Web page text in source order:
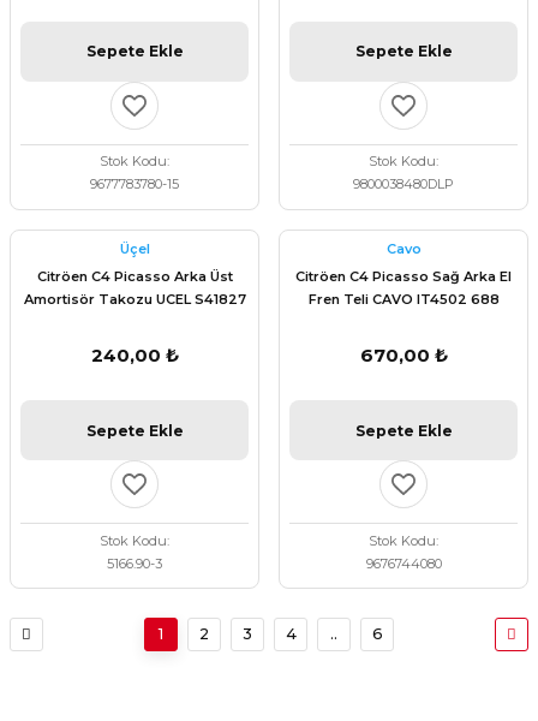
Sepete Ekle
Stok Kodu
9677783780-15
Sepete Ekle
Stok Kodu
9800038480DLP
Üçel
Citröen C4 Picasso Arka Üst
Amortisör Takozu UCEL S41827
240,00 ₺
Sepete Ekle
Stok Kodu
5166.90-3
Cavo
Citröen C4 Picasso Sağ Arka El
Fren Teli CAVO IT4502 688
670,00 ₺
Sepete Ekle
Stok Kodu
9676744080
1 2 3 4 .. 6